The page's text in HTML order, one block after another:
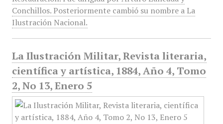
Conchillos. Posteriormente cambió su nombre a La
Ilustración Nacional.
La Ilustración Militar, Revista literaria,
científica y artística, 1884, Año 4, Tomo
2, No 13, Enero 5